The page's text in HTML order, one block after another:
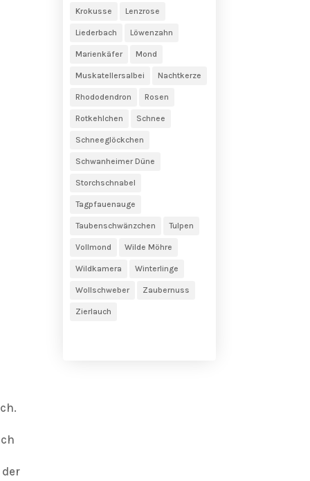
Krokusse Lenzrose
Liederbach Löwenzahn
Marienkäfer Mond
Muskatellersalbei Nachtkerze
Rhododendron Rosen
Rotkehlchen Schnee
Schneeglöckchen
Schwanheimer Düne
Storchschnabel
Tagpfauenauge
Taubenschwänzchen Tulpen
Vollmond Wilde Möhre
Wildkamera Winterlinge
Wollschweber Zaubernuss
Zierlauch